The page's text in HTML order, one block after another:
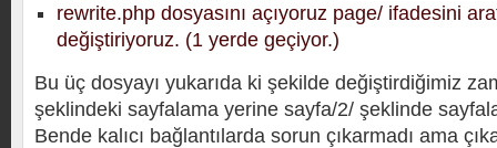
rewrite.php dosyasını açıyoruz page/ ifadesini
değiştiriyoruz. (1 yerde geçiyor.)
Bu üç dosyayı yukarıda ki şekilde değiştirdiğimiz
şeklindeki sayfalama yerine sayfa/2/ şeklinde
Bende kalıcı bağlantılarda sorun çıkarmadı ama